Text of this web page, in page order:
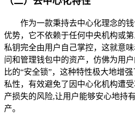
作为一款秉持去中心化理念的
优势，它不依赖于任何中央机构或第
私钥完全由用户自己掌控，这就意
问和管理钱包中的资产，仿佛为用
比的“安全锁”，这种特性极大地增
私性，有效避免了因中心化机构遭
产损失的风险,让用户能够安心地持
产。